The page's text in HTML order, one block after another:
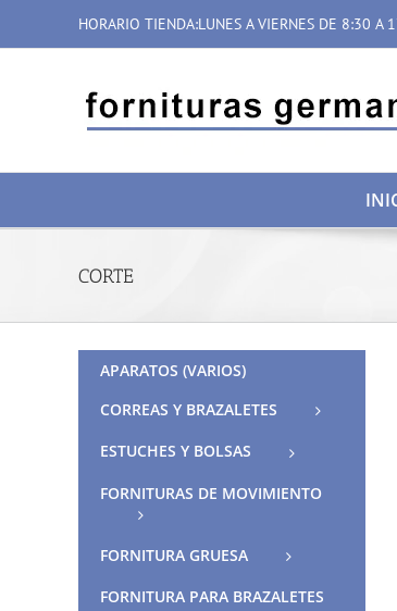
contenido
HORARIO TIENDA:LUNES A VIERNES DE 8:30
CORTE
APARATOS (VARIOS)
CORREAS Y BRAZALETES
ESTUCHES Y BOLSAS
FORNITURAS DE MOVIMIENTO
FORNITURA GRUESA
FORNITURA PARA BRAZALETES